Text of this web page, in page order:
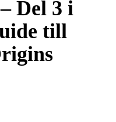
Del 3 i
till